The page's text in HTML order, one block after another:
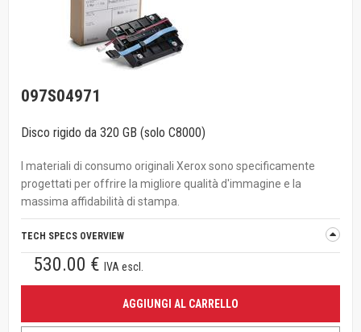
097S04971
Disco rigido da 320 GB (solo C8000)
I materiali di consumo originali Xerox sono specificamente
progettati per offrire la migliore qualità d'immagine e la
massima affidabilità di stampa.
TECH SPECS OVERVIEW
530.00 € IVA escl.
AGGIUNGI AL CARRELLO